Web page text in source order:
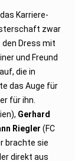
Karriere-
zwar
Dress mit
und Freund
die in
das Auge für
für ihn.
Gerhard
Riegler(FC
brachte sie
direkt aus